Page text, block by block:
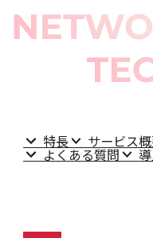
特長 サービス
よくある質問